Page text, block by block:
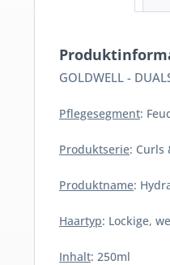
GOLDWELL -
Pflegesegment:
Produktserie: Curls
Produktname:
Haartyp: Lockige,
Inhalt: 250ml